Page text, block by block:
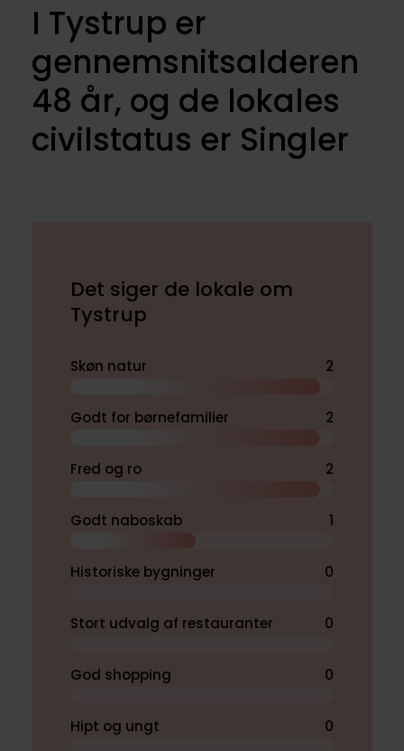
I Tystrup er
gennemsnitsalderen
48 år, og de lokales
civilstatus er Singler
Det siger de lokale om
Tystrup
Skøn natur 2
Godt for børnefamilier 2
Fred og ro 2
Godt naboskab 1
Historiske bygninger 0
Stort udvalg af restauranter 0
God shopping 0
Hipt og ungt 0